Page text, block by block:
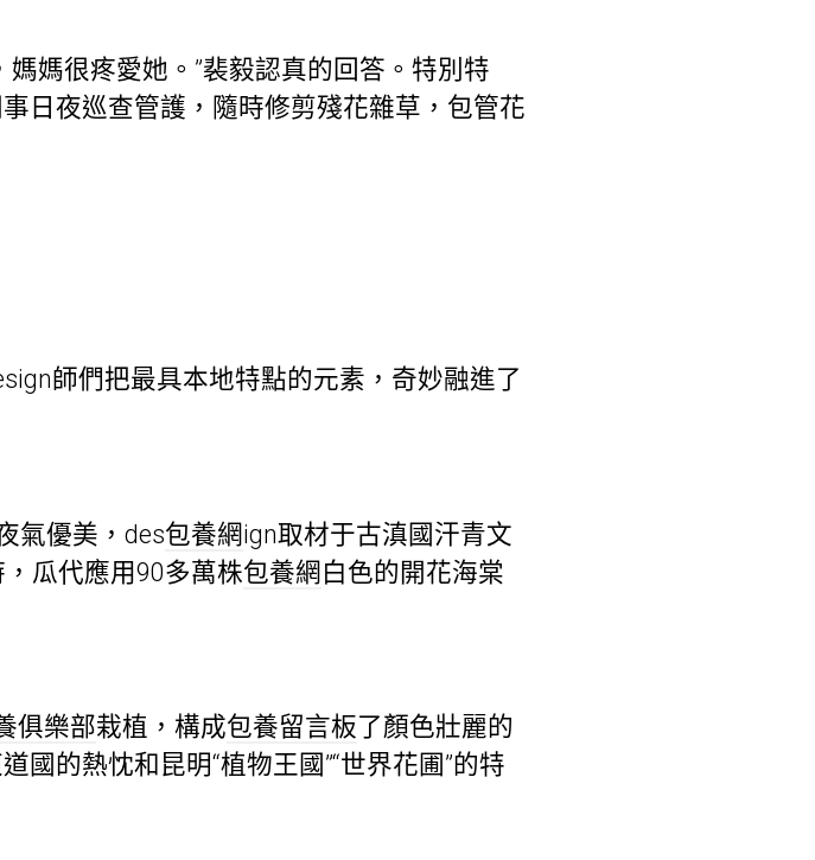
媽很疼愛她。”裴毅認真的回答。特別特
日夜巡查管護，隨時修剪殘花雜草，包管花
師們把最具本地特點的元素，奇妙融進了
氣優美，des包養網ign取材于古滇國汗青文
瓜代應用90多萬株包養網 白色的開花海棠
俱樂部栽植，構成包養留言板了顏色壯麗的
國的熱忱和昆明“植物王國”“世界花圃”的特